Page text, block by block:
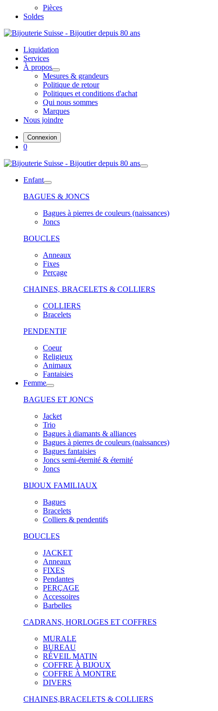
Pièces
Soldes
Liquidation
Services
À propos
Mesures & grandeurs
Politique de retour
Politiques et conditions d'achat
Qui nous sommes
Marques
Nous joindre
Connexion
0
Enfant
BAGUES & JONCS
Bagues à pierres de couleurs (naissances)
Joncs
BOUCLES
Anneaux
Fixes
Perçage
CHAINES, BRACELETS & COLLIERS
COLLIERS
Bracelets
PENDENTIF
Coeur
Religieux
Animaux
Fantaisies
Femme
BAGUES ET JONCS
Jacket
Trio
Bagues à diamants & alliances
Bagues à pierres de couleurs (naissances)
Bagues fantaisies
Joncs semi-éternité & éternité
Joncs
BIJOUX FAMILIAUX
Bagues
Bracelets
Colliers & pendentifs
BOUCLES
JACKET
Anneaux
FIXES
Pendantes
PERÇAGE
Accessoires
Barbelles
CADRANS, HORLOGES ET COFFRES
MURALE
BUREAU
RÉVEIL MATIN
COFFRE À BIJOUX
COFFRE À MONTRE
DIVERS
CHAINES,BRACELETS & COLLIERS